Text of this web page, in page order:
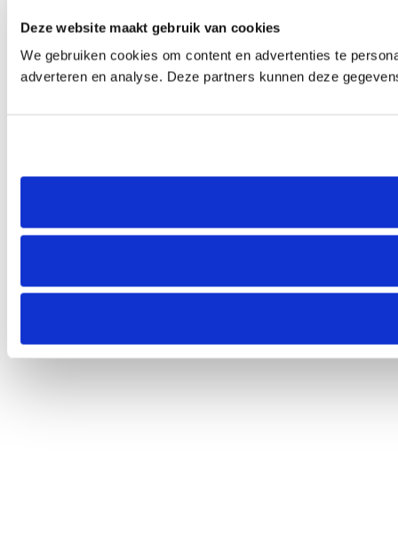
Deze website maakt gebruik van cookies
We gebruiken cookies om content en advertenties te
adverteren en analyse. Deze partners kunnen deze